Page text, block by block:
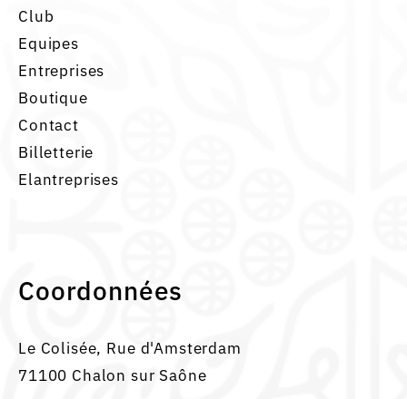
Club
Equipes
Entreprises
Boutique
Contact
Billetterie
Elantreprises
Coordonnées
Le Colisée, Rue d'Amsterdam
71100 Chalon sur Saône